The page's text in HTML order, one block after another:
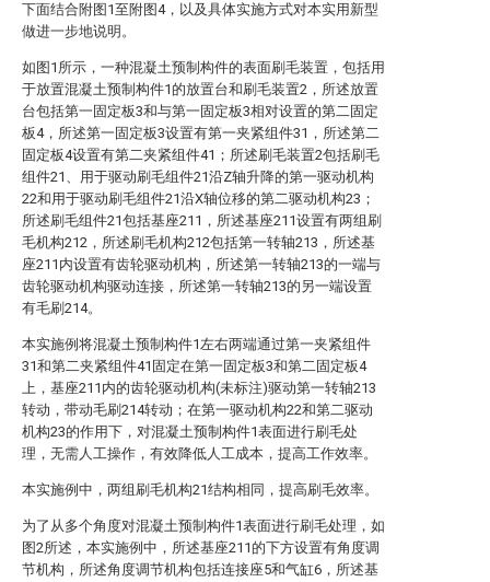
下面结合附图1至附图4，以及具体实施方式对本实用新型
做进一步地说明。
如图1所示，一种混凝土预制构件的表面刷毛装置，包括用
于放置混凝土预制构件1的放置台和刷毛装置2，所述放置
台包括第一固定板3和与第一固定板3相对设置的第二固定
板4，所述第一固定板3设置有第一夹紧组件31，所述第二
固定板4设置有第二夹紧组件41；所述刷毛装置2包括刷毛
组件21、用于驱动刷毛组件21沿Z轴升降的第一驱动机构
22和用于驱动刷毛组件21沿X轴位移的第二驱动机构23；
所述刷毛组件21包括基座211，所述基座211设置有两组刷
毛机构212，所述刷毛机构212包括第一转轴213，所述基
座211内设置有齿轮驱动机构，所述第一转轴213的一端与
齿轮驱动机构驱动连接，所述第一转轴213的另一端设置
有毛刷214。
本实施例将混凝土预制构件1左右两端通过第一夹紧组件
31和第二夹紧组件41固定在第一固定板3和第二固定板4
上，基座211内的齿轮驱动机构(未标注)驱动第一转轴213
转动，带动毛刷214转动；在第一驱动机构22和第二驱动
机构23的作用下，对混凝土预制构件1表面进行刷毛处
理，无需人工操作，有效降低人工成本，提高工作效率。
本实施例中，两组刷毛机构21结构相同，提高刷毛效率。
为了从多个角度对混凝土预制构件1表面进行刷毛处理，如
图2所述，本实施例中，所述基座211的下方设置有角度调
节机构，所述角度调节机构包括连接座5和气缸6，所述基